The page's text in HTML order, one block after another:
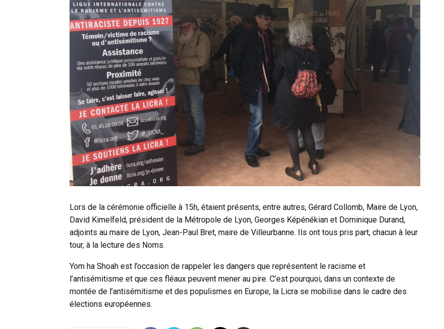
Lors de la cérémonie officielle à 15h, étaient présents, entre autres, Gérard Collomb, Maire de Lyon,
David Kimelfeld, président de la Métropole de Lyon, Georges Képénékian et Dominique Durand,
adjoints au maire de Lyon, Jean-Paul Bret, maire de Villeurbanne. Ils ont tous pris part, chacun à leur
tour, à la lecture des Noms.
Yom ha Shoah est l’occasion de rappeler les dangers que représentent le racisme et
l’antisémitisme et que ces fléaux peuvent mener au pire. C’est pourquoi, dans un contexte de
montée de l’antisémitisme et des populismes en Europe, la Licra se mobilise dans le cadre des
élections européennes.